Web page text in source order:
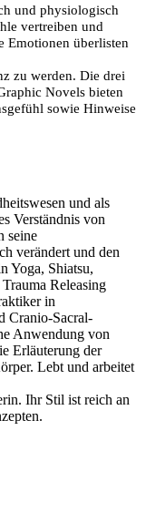
und physiologisch
vertreiben und
Emotionen überlisten
zu werden. Die drei
Novels bieten
sowie Hinweise
und als
Verständnis von
seine
verändert und den
Yoga, Shiatsu,
Releasing
in
Cranio-Sacral-
Anwendung von
Erläuterung der
Lebt und arbeitet
Ihr Stil ist reich an